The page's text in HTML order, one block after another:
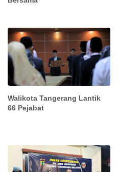
Walikota Tangerang Lantik
66 Pejabat